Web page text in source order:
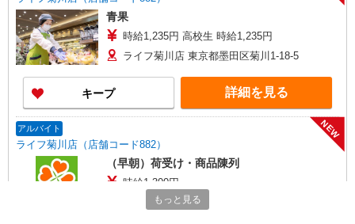
青果
時給1,235円 高校生 時給1,235円
ライフ菊川店 東京都墨田区菊川1-18-5
キープ 詳細を見る
アルバイト
ライフ菊川店（店舗コード882）
NEW
（早朝）荷受け・商品陳列
時給1,300円
ライフ菊川店 東京都墨田区菊川1-18-5
もっと見る